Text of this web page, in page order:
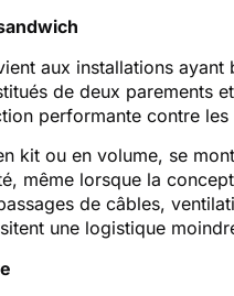
aux installations
de deux parements
performante contre les
kit ou en volume, se
même lorsque la
de câbles,
une logistique